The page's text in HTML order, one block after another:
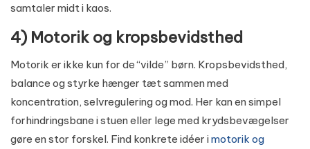
samtaler midt i kaos.
4) Motorik og kropsbevidsthed
Motorik er ikke kun for de “vilde” børn. Kropsbevidsthed,
balance og styrke hænger tæt sammen med
koncentration, selvregulering og mod. Her kan en simpel
forhindringsbane i stuen eller lege med krydsbevægelser
gøre en stor forskel. Find konkrete idéer imotorik og